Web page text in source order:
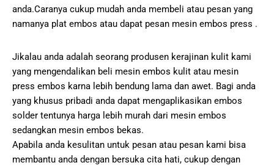
anda.Caranya cukup mudah anda membeli atau pesan yang
namanya plat embos atau dapat pesan mesin embos press .
Jikalau anda adalah seorang produsen kerajinan kulit kami
yang mengendalikan beli mesin embos kulit atau mesin
press embos karna lebih bendung lama dan awet. Bagi anda
yang khusus pribadi anda dapat mengaplikasikan embos
solder tentunya harga lebih murah dari mesin embos
sedangkan mesin embos bekas.
Apabila anda kesulitan untuk pesan atau pesan kami bisa
membantu anda dengan bersuka cita hati, cukup dengan